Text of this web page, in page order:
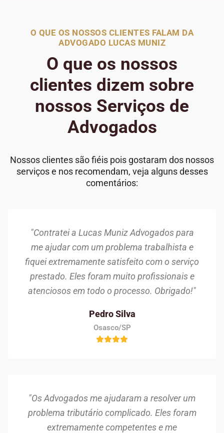
O QUE OS NOSSOS CLIENTES FALAM DA
ADVOGADO LUCAS MUNIZ
O que os nossos
clientes dizem sobre
nossos Serviços de
Advogados
Nossos clientes são fiéis pois gostaram dos nossos
serviços e nos recomendam, veja alguns desses
comentários:
"Contratei a Lucas Muniz Advogados para
me ajudar com um problema trabalhista e
fiquei extremamente satisfeito com o serviço
prestado. Eles foram muito profissionais e
atenciosos em todo o processo. Obrigado!"
Pedro Silva
Osasco/SP
"Os Advogados me ajudaram a resolver um
problema tributário complicado. Eles foram
extremamente competentes e me